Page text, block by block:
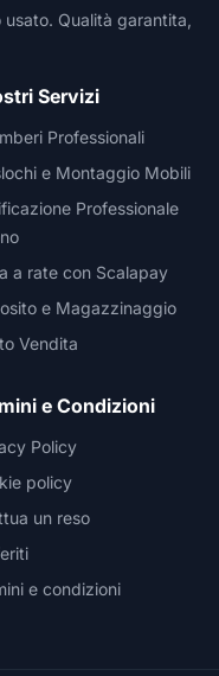
Qualità garantita,
Servizi
Professionali
e Montaggio Mobili
Professionale
a rate con Scalapay
e Magazzinaggio
Vendita
e Condizioni
Policy
policy
un reso
e condizioni